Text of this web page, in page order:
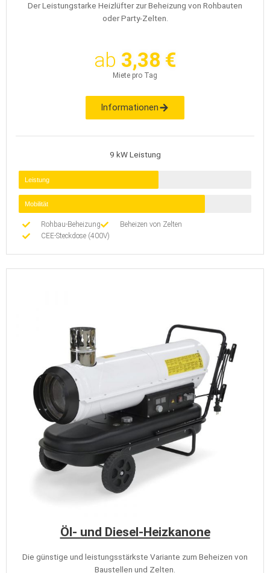
Der Leistungstarke Heizlüfter zur Beheizung von Rohbauten
oder Party-Zelten.
ab 3,38 €
Miete pro Tag
Informationen
9 kW Leistung
Leistung
Mobilität
Rohbau-Beheizung
Beheizen von Zelten
CEE-Steckdose (400V)
Öl- und Diesel-Heizkanone
Die günstige und leistungsstärkste Variante zum Beheizen von
Baustellen und Zelten.